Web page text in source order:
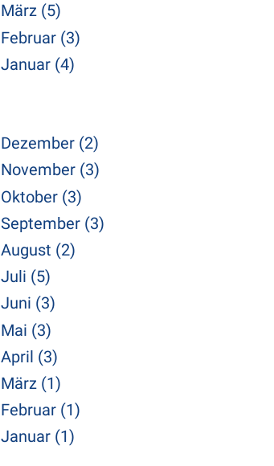
März (5)
Februar (3)
Januar (4)
Dezember (2)
November (3)
Oktober (3)
September (3)
August (2)
Juli (5)
Juni (3)
Mai (3)
April (3)
März (1)
Februar (1)
Januar (1)